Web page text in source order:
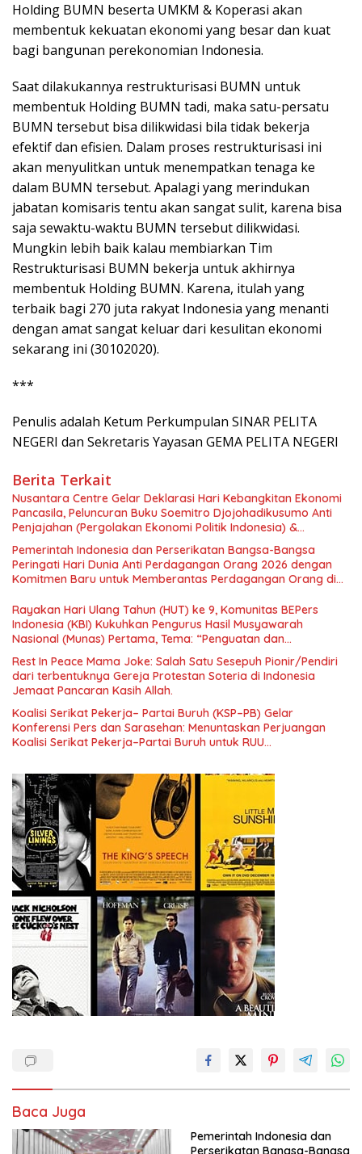
Holding BUMN beserta UMKM & Koperasi akan
membentuk kekuatan ekonomi yang besar dan kuat
bagi bangunan perekonomian Indonesia.
Saat dilakukannya restrukturisasi BUMN untuk
membentuk Holding BUMN tadi, maka satu-persatu
BUMN tersebut bisa dilikwidasi bila tidak bekerja
efektif dan efisien. Dalam proses restrukturisasi ini
akan menyulitkan untuk menempatkan tenaga ke
dalam BUMN tersebut. Apalagi yang merindukan
jabatan komisaris tentu akan sangat sulit, karena bisa
saja sewaktu-waktu BUMN tersebut dilikwidasi.
Mungkin lebih baik kalau membiarkan Tim
Restrukturisasi BUMN bekerja untuk akhirnya
membentuk Holding BUMN. Karena, itulah yang
terbaik bagi 270 juta rakyat Indonesia yang menanti
dengan amat sangat keluar dari kesulitan ekonomi
sekarang ini (30102020).
***
Penulis adalah Ketum Perkumpulan SINAR PELITA
NEGERI dan Sekretaris Yayasan GEMA PELITA NEGERI
Berita Terkait
Nusantara Centre Gelar Deklarasi Hari Kebangkitan Ekonomi
Pancasila, Peluncuran Buku Soemitro Djojohadikusumo Anti
Penjajahan (Pergolakan Ekonomi Politik Indonesia) &
Simposium Nasional “Urgensi Undang-Undang Perekonomian
Nasional dan Kesejahteraan Sosial dalam Menata Bangsa
Menuju Indonesia Emas 2045”,
Pemerintah Indonesia dan Perserikatan Bangsa-Bangsa
Peringati Hari Dunia Anti Perdagangan Orang 2026 dengan
Komitmen Baru untuk Memberantas Perdagangan Orang di
Rayakan Hari Ulang Tahun (HUT) ke 9, Komunitas BEPers
Indonesia (KBI) Kukuhkan Pengurus Hasil Musyawarah
Nasional (Munas) Pertama, Tema: “Penguatan dan
Pengembangan Organisasi KBI yang Berbasis Riset di seluruh
Indonesia dan Mancanegara”.
Rest In Peace Mama Joke: Salah Satu Sesepuh Pionir/Pendiri
dari terbentuknya Gereja Protestan Soteria di Indonesia
Jemaat Pancaran Kasih Allah.
Koalisi Serikat Pekerja– Partai Buruh (KSP–PB) Gelar
Konferensi Pers dan Sarasehan: Menuntaskan Perjuangan
Koalisi Serikat Pekerja–Partai Buruh untuk RUU
Baca Juga
Pemerintah Indonesia dan
Perserikatan Bangsa-Bangsa